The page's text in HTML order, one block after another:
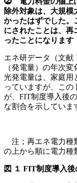
除外対象は、大規模
かったはずでした。
にされたことは、
ったことになります
エネ研データ（文献
（発電量）の年次
光発電量は、家庭用
っていますが、この
が、FIT制度導入後
な割合を示していま
注；再エネ電力種
の上から順に電力種
図 １ FIT制度導入